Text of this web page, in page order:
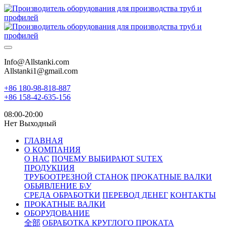
Info@Allstanki.com
Allstanki1@gmail.com
+86 180-98-818-887
+86 158-42-635-156
08:00-20:00
Нет Выходный
ГЛАВНАЯ
О КОМПАНИЯ
О НАС ПОЧЕМУ ВЫБИРАЮТ SUTEX
ПРОДУКЦИЯ
ТРУБООТРЕЗНОЙ СТАНОК ПРОКАТНЫЕ ВАЛКИ
ОБЬЯВЛЕНИЕ Б\У
СРЕДА ОБРАБОТКИ ПЕРЕВОД ДЕНЕГ КОНТАКТЫ
ПРОКАТНЫЕ ВАЛКИ
ОБОРУДОВАНИЕ
全部 ОБРАБОТКА КРУГЛОГО ПРОКАТА